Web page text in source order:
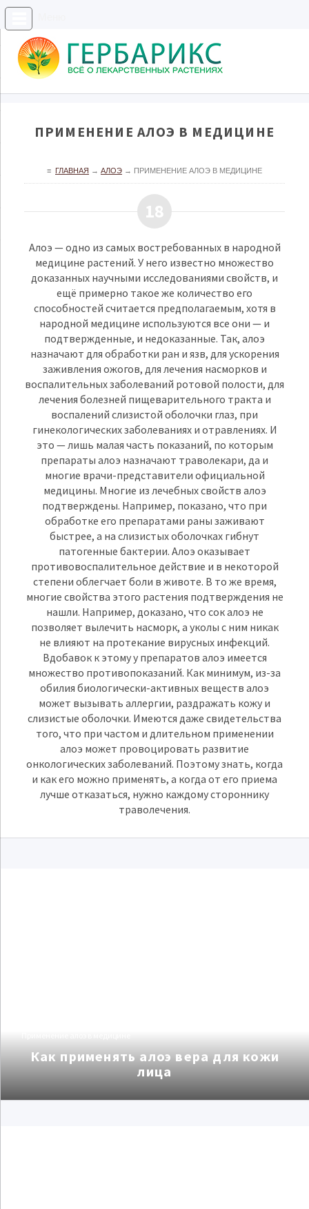
ПРИМЕНЕНИЕ АЛОЭ В МЕДИЦИНЕ
≡ ГЛАВНАЯ → АЛОЭ → ПРИМЕНЕНИЕ АЛОЭ В МЕДИЦИНЕ
18
Алоэ — одно из самых востребованных в народной
медицине растений. У него известно множество
доказанных научными исследованиями свойств, и
ещё примерно такое же количество его
способностей считается предполагаемым, хотя в
народной медицине используются все они — и
подтвержденные, и недоказанные. Так, алоэ
назначают для обработки ран и язв, для ускорения
заживления ожогов, для лечения насморков и
воспалительных заболеваний ротовой полости, для
лечения болезней пищеварительного тракта и
воспалений слизистой оболочки глаз, при
гинекологических заболеваниях и отравлениях. И
это — лишь малая часть показаний, по которым
препараты алоэ назначают траволекари, да и
многие врачи-представители официальной
медицины. Многие из лечебных свойств алоэ
подтверждены. Например, показано, что при
обработке его препаратами раны заживают
быстрее, а на слизистых оболочках гибнут
патогенные бактерии. Алоэ оказывает
противовоспалительное действие и в некоторой
степени облегчает боли в животе. В то же время,
многие свойства этого растения подтверждения не
нашли. Например, доказано, что сок алоэ не
позволяет вылечить насморк, а уколы с ним никак
не влияют на протекание вирусных инфекций.
Вдобавок к этому у препаратов алоэ имеется
множество противопоказаний. Как минимум, из-за
обилия биологически-активных веществ алоэ
может вызывать аллергии, раздражать кожу и
слизистые оболочки. Имеются даже свидетельства
того, что при частом и длительном применении
алоэ может провоцировать развитие
онкологических заболеваний. Поэтому знать, когда
и как его можно применять, а когда от его приема
лучше отказаться, нужно каждому стороннику
траволечения.
Как применять алоэ вера для кожи
лица